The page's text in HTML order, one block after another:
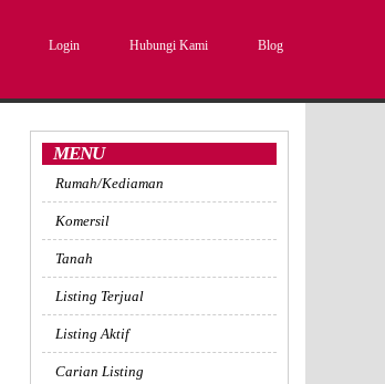
Login Hubungi Kami Blog
MENU
Rumah/Kediaman
Komersil
Tanah
Listing Terjual
Listing Aktif
Carian Listing